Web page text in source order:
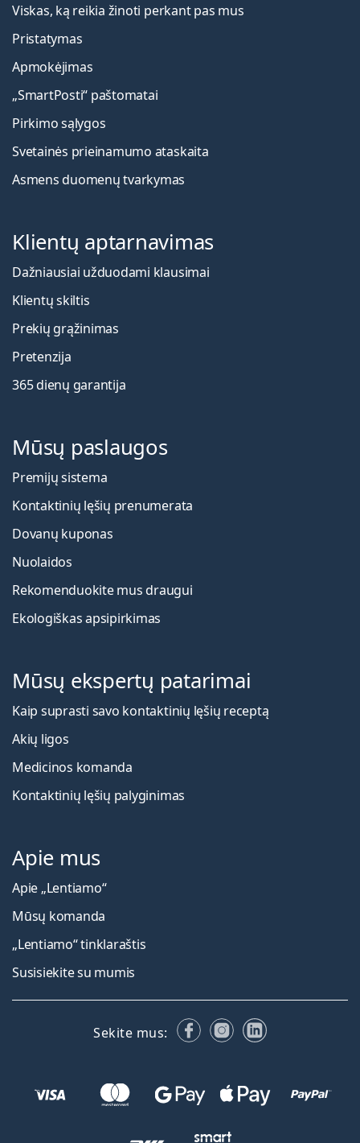
Viskas, ką reikia žinoti perkant pas mus
Pristatymas
Apmokėjimas
„SmartPosti“ paštomatai
Pirkimo sąlygos
Svetainės prieinamumo ataskaita
Asmens duomenų tvarkymas
Klientų aptarnavimas
Dažniausiai užduodami klausimai
Klientų skiltis
Prekių grąžinimas
Pretenzija
365 dienų garantija
Mūsų paslaugos
Premijų sistema
Kontaktinių lęšių prenumerata
Dovanų kuponas
Nuolaidos
Rekomenduokite mus draugui
Ekologiškas apsipirkimas
Mūsų ekspertų patarimai
Kaip suprasti savo kontaktinių lęšių receptą
Akių ligos
Medicinos komanda
Kontaktinių lęšių palyginimas
Apie mus
Apie „Lentiamo“
Mūsų komanda
„Lentiamo“ tinklaraštis
Susisiekite su mumis
Sekite mus: FacebookInstagram
LinkedIn